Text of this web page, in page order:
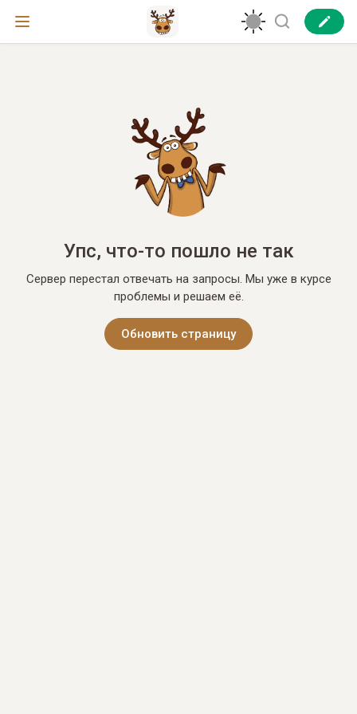
Упс, что-то пошло не так
Сервер перестал отвечать на запросы. Мы уже в курсе
проблемы и решаем её.
Обновить страницу